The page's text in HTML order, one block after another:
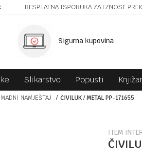
BESPLATNA ISPORUKA ZA IZNOSE
Sigurna kupovina
Slikarstvo Popusti
NAMJEŠTAJ ČIVILUK / METAL PP-171655
ITEM